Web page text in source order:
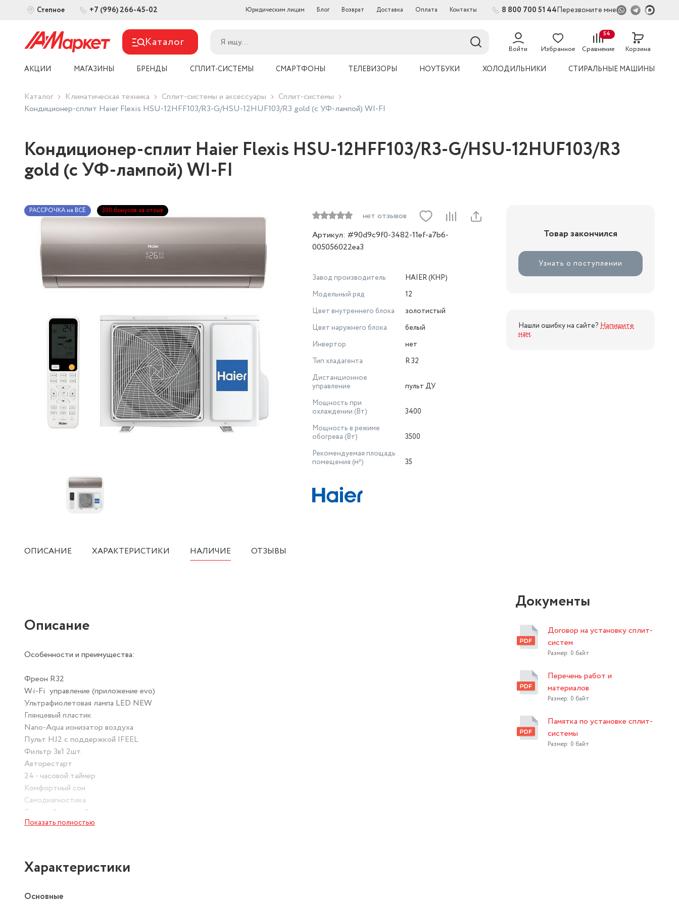
Степное +7 (996) 266-45-02 Юридическим лицам Блог Возврат Доставка Оплата Контакты 8 800 700 51 44Перезвоните мне
Каталог Войти Избранное Сравнение
54
Корзина
АКЦИИ МАГАЗИНЫ БРЕНДЫ СПЛИТ-СИСТЕМЫ СМАРТФОНЫ ТЕЛЕВИЗОРЫ НОУТБУКИ ХОЛОДИЛЬНИКИ СТИРАЛЬНЫЕ МАШИНЫ
Каталог Климатическая техника Сплит-системы и аксессуары
Сплит-системы
Кондиционер-сплит Haier Flexis HSU-12HFF103/R3-G/HSU-12HUF103/R3 gold (с УФ-лампой) WI-FI
Кондиционер-сплит Haier Flexis HSU-12HFF103/R3-G/HSU-12HUF103/R3
gold (с УФ-лампой) WI-FI
РАССРОЧКА на ВСЁ 300 бонусов за отзыв
нет отзывов
Артикул: #90d9c9f0-3482-11ef-a7b6-
005056022ea3
Завод производитель
HAIER (КНР)
Модельный ряд
12
Цвет внутреннего блока
золотистый
Цвет наружнего блока
белый
Инвертор
нет
Тип хладагента
R 32
Дистанционное
управление
пульт ДУ
Мощность при
охлаждении (Вт)
3400
Мощность в режиме
обогрева (Вт)
3500
Рекомендуемая площадь
помещения (м²)
35
Товар закончился
Узнать о поступлении
Нашли ошибку на сайте? Напишите
нам.
ОПИСАНИЕ ХАРАКТЕРИСТИКИ НАЛИЧИЕ ОТЗЫВЫ
Описание
Особенности и преимущества:
Фреон R32
Wi-Fi управление (приложение evo)
Ультрафиолетовая лампа LED NEW
Глянцевый пластик
Nano-Aqua ионизатор воздуха
Пульт HJ2 с поддержкой IFEEL
Фильтр 3в1 2шт.
Авторестарт
24 - часовой таймер
Комфортный сон
Самодиагностика
Скрытый дисплей
Воздухообмен "О2 - fresh" (опция)
Поддержка YCJ-A002 и Карт отеля
Новинка от бренда – серия Flexis On-Off, представленная высокотехнологичными настенными неинверторными кондиционерами
ходовых цветовых решениях: белый (W), серый (G) и черный (B).
Показать полностью
Характеристики
Основные
Документы
Договор на установку сплит-
систем
Размер: 0 байт
Перечень работ и
материалов
Размер: 0 байт
Памятка по установке сплит-
системы
Размер: 0 байт